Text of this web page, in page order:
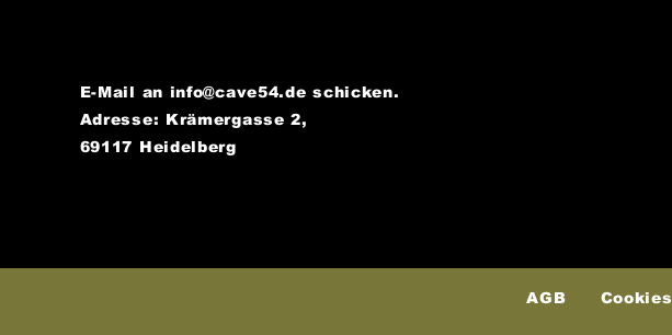
E-Mail an info@cave54.de schicken.
Adresse: Krämergasse 2,
69117 Heidelberg
AGB Cookies